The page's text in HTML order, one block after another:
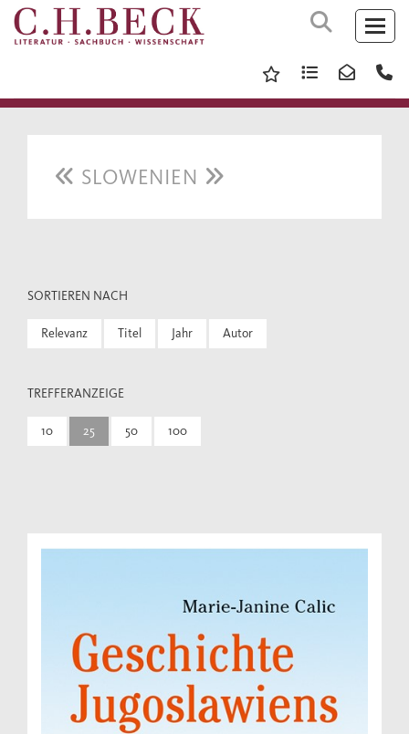
SLOWENIEN
SORTIEREN NACH
Relevanz Titel Jahr Autor
TREFFERANZEIGE
10 25 50 100